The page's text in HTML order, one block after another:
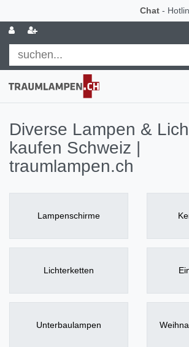
Chat -
Diverse Lampen &
kaufen Schweiz |
traumlampen.ch
Lampenschirme
Lichterketten
Unterbaulampen